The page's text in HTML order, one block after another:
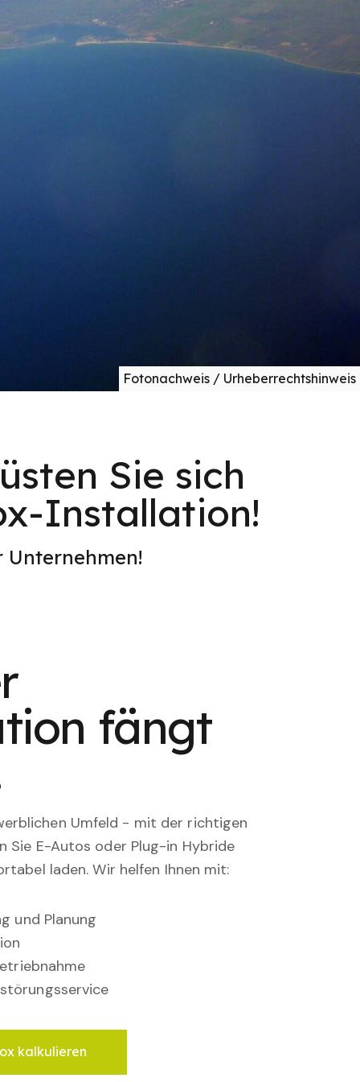
Fotonachweis / Urheberrechtshinweis
Sie sich
Installation!
fängt
Umfeld - mit der richtigen
Sie E-Autos oder Plug-in Hybride
laden. Wir helfen Ihnen mit:
und Planung
kalkulieren